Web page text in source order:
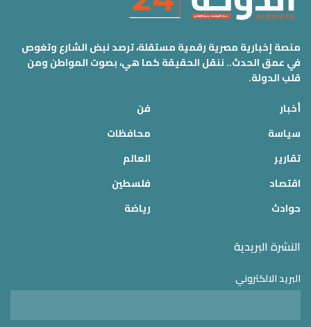
منصة إخبارية مصرية رقمية مستقلة، ترصد نبض الشارع وتغوص
في عمق الحدث.. ننقل الحقيقة كما هي، بصوت المواطن ومن
قلب الدولة.
أخبار
سياسة
تقارير
اقتصاد
حوادث
فن
محافظات
العالم
فلسطين
رياضة
النشرة البريدية
البريد الالكتروني